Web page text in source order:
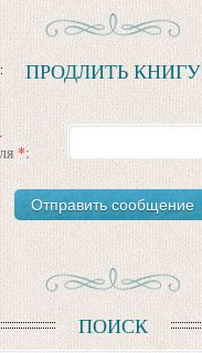
ПРОДЛИТЬ КНИГУ
*:
ПОИСК